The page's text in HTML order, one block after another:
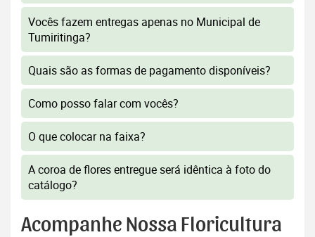
Vocês fazem entregas apenas no Municipal de
Tumiritinga?
Quais são as formas de pagamento disponíveis?
Como posso falar com vocês?
O que colocar na faixa?
A coroa de flores entregue será idêntica à foto do
catálogo?
Acompanhe Nossa Floricultura